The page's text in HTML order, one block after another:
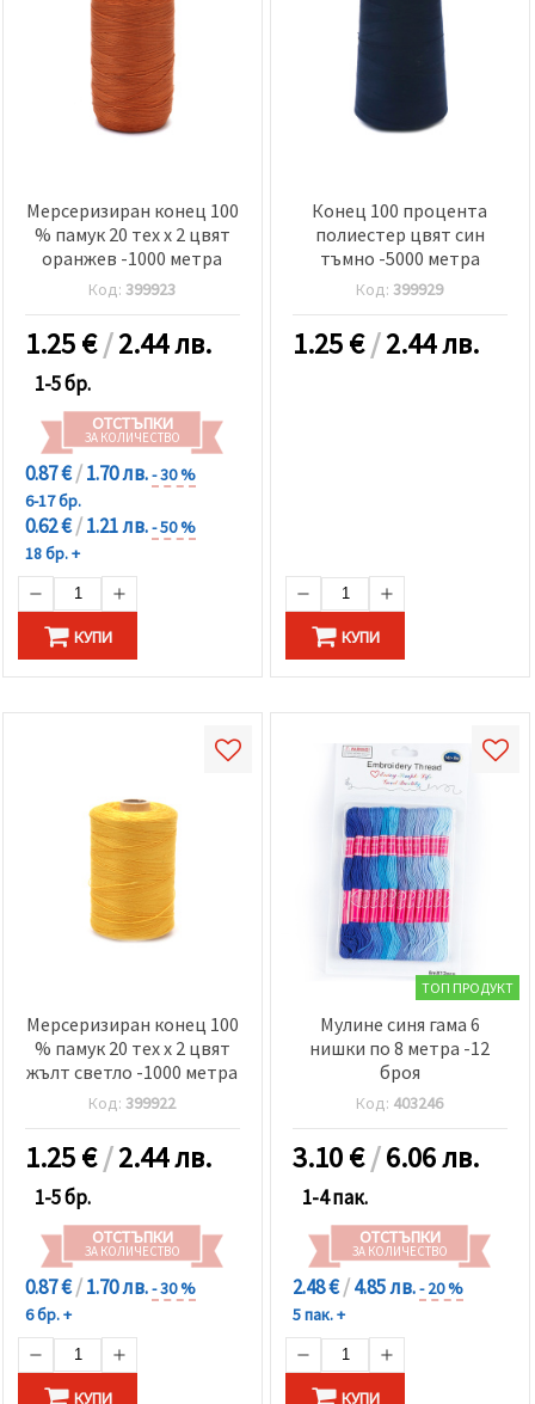
Мерсеризиран конец 100
% памук 20 тех x 2 цвят
оранжев -1000 метра
Код:399923
1.25€/2.44 лв.
1-5 бр.
ОТСТЪПКИ
ЗА КОЛИЧЕСТВО
0.87 €/1.70 лв.- 30 %
6-17 бр.
0.62 €/1.21 лв.- 50 %
18 бр. +
КУПИ
Конец 100 процента
полиестер цвят син
тъмно -5000 метра
Код:399929
1.25€/2.44 лв.
КУПИ
Мерсеризиран конец 100
% памук 20 тех x 2 цвят
жълт светло -1000 метра
Код:399922
1.25€/2.44 лв.
1-5 бр.
ОТСТЪПКИ
ЗА КОЛИЧЕСТВО
0.87 €/1.70 лв.- 30 %
6 бр. +
КУПИ
ТОП ПРОДУКТ
Мулине синя гама 6
нишки по 8 метра -12
броя
Код: 403246
3.10€/6.06 лв.
1-4 пак.
ОТСТЪПКИ
ЗА КОЛИЧЕСТВО
2.48 €/4.85 лв.- 20 %
5 пак. +
КУПИ